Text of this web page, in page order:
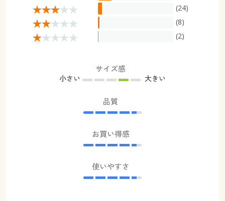
(24)
(8)
(2)
サイズ感
小さい 大きい
品質
お買い得感
使いやすさ